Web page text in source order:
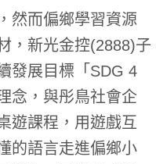
然而偏鄉學習資源
，新光金控(2888)子
發展目標「SDG 4
念，與彤鳥社會企
遊課程，用遊戲互
的語言走進偏鄉小